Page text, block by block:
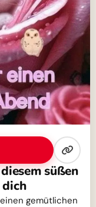
süßen
gemütlichen